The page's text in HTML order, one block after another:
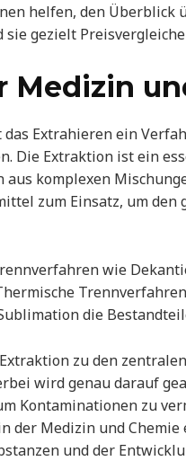
helfen, den Überblick
gezielt
Medizin
Extrahieren ein
Die Extraktion ist ein
komplexen
zum Einsatz, um den
wie
die
zu den
wird genau darauf
Kontaminationen zu
der Medizin und
und der